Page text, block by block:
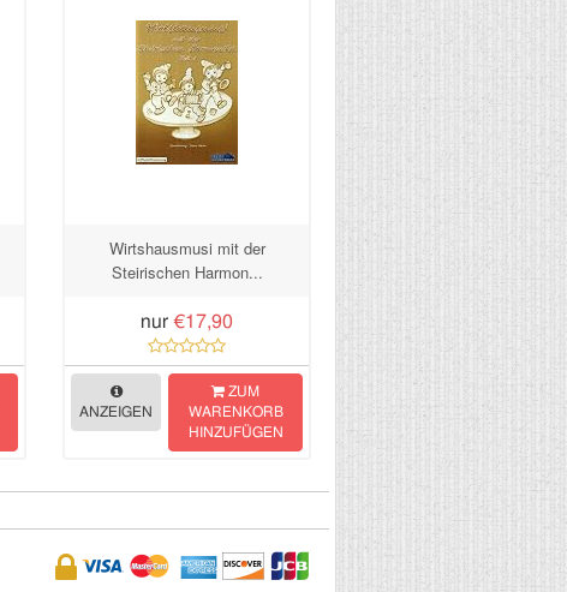
Wirtshausmusi mit der
Steirischen Harmon...
nur €17,90
ANZEIGEN
ZUM
WARENKORB
HINZUFÜGEN